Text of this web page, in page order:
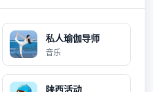
私人瑜伽导师
音乐
陕西活动